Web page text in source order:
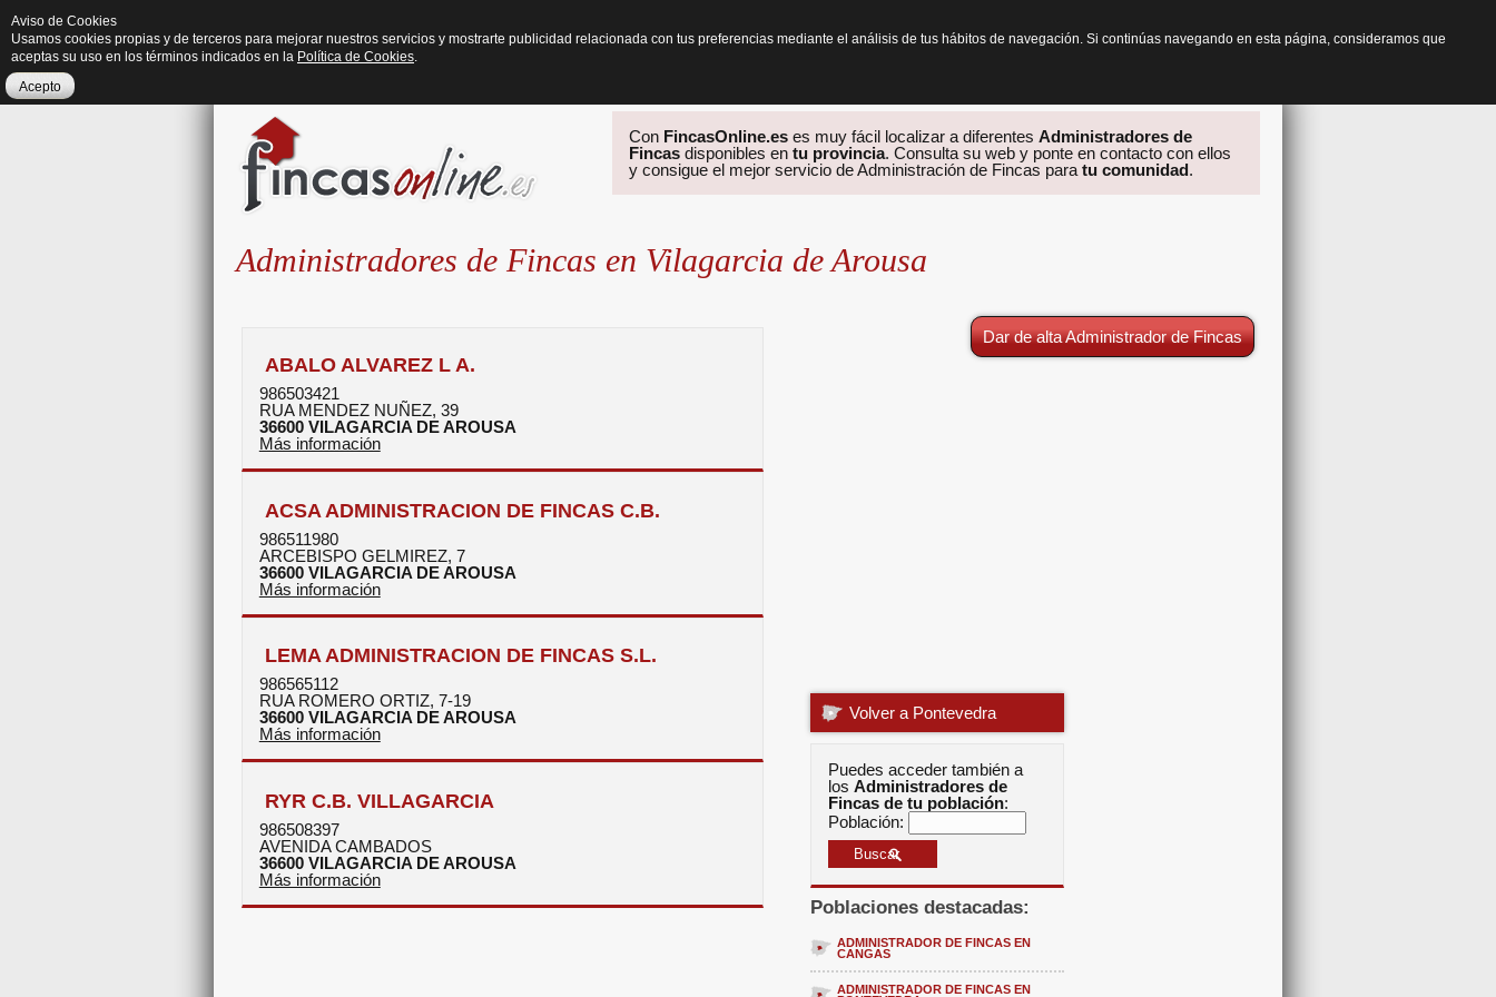
Con FincasOnline.eses muy fácil localizar a diferentes Administradores de
Fincasdisponibles en tu provincia. Consulta su web y ponte en contacto con ellos
y consigue el mejor servicio de Administración de Fincas para tu comunidad.
Administradores de Fincas en Vilagarcia de Arousa
ABALO ALVAREZ L A.
986503421
RUA MENDEZ NUÑEZ, 39
36600 VILAGARCIA DE AROUSA
Más información
ACSA ADMINISTRACION DE FINCAS C.B.
986511980
ARCEBISPO GELMIREZ, 7
36600 VILAGARCIA DE AROUSA
Más información
LEMA ADMINISTRACION DE FINCAS S.L.
986565112
RUA ROMERO ORTIZ, 7-19
36600 VILAGARCIA DE AROUSA
Más información
RYR C.B. VILLAGARCIA
986508397
AVENIDA CAMBADOS
36600 VILAGARCIA DE AROUSA
Más información
Dar de alta Administrador de Fincas
Volver a Pontevedra
Puedes acceder también a
los Administradores de
Fincas de tu población:
Población:
Poblaciones destacadas:
ADMINISTRADOR DE FINCAS EN
CANGAS
ADMINISTRADOR DE FINCAS EN
Aviso de Cookies
Usamos cookies propias y de terceros para mejorar nuestros servicios y mostrarte publicidad relacionada con tus preferencias mediante el análisis de tus hábitos de navegación. Si continúas navegando en esta página, consideramos que
aceptas su uso en los términos indicados en la Política de Cookies.
Acepto